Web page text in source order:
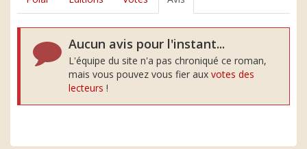
Aucun avis pour l'instant...
L'équipe du site n'a pas chroniqué ce roman,
mais vous pouvez vous fier aux votes des
lecteurs !